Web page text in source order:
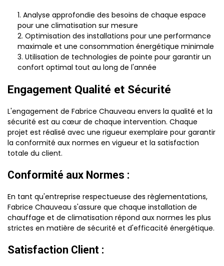
Analyse approfondie des besoins de chaque espace
pour une climatisation sur mesure
Optimisation des installations pour une performance
maximale et une consommation énergétique minimale
Utilisation de technologies de pointe pour garantir un
confort optimal tout au long de l'année
Engagement Qualité et Sécurité
L'engagement de Fabrice Chauveau envers la qualité et la
sécurité est au cœur de chaque intervention. Chaque
projet est réalisé avec une rigueur exemplaire pour garantir
la conformité aux normes en vigueur et la satisfaction
totale du client.
Conformité aux Normes :
En tant qu'entreprise respectueuse des règlementations,
Fabrice Chauveau s'assure que chaque installation de
chauffage et de climatisation répond aux normes les plus
strictes en matière de sécurité et d'efficacité énergétique.
Satisfaction Client :